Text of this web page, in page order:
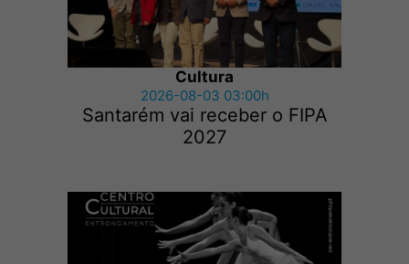
Cultura
2026-08-03 03:00h
Santarém vai receber o FIPA
2027